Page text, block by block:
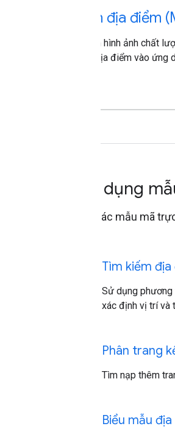
Ảnh địa điểm
Thêm hình ảnh chất
các địa điểm vào ứng
Ứng dụng
Chạy các mẫu mã
Tìm kiếm địa
Sử dụng
xác định vị trí và
Phân trang
Tìm nạp thêm
Biểu mẫu